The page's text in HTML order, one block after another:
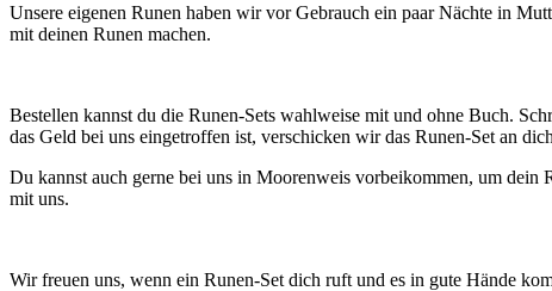
Unsere eigenen Runen haben wir vor Gebrauch ein paar Nächte in
mit deinen Runen machen.
Bestellen kannst du die Runen-Sets wahlweise mit und ohne Buch.
das Geld bei uns eingetroffen ist, verschicken wir das Runen-Set an
Du kannst auch gerne bei uns in Moorenweis vorbeikommen, um dein
mit uns.
Wir freuen uns, wenn ein Runen-Set dich ruft und es in gute Hände